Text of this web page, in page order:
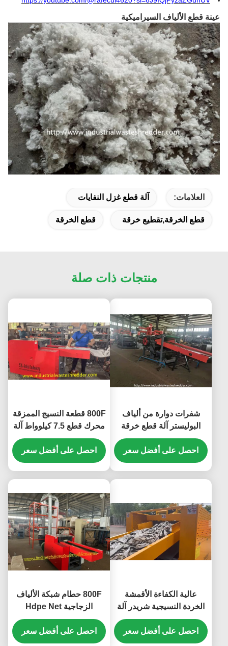
عينة قطع الألياف السيراميكية
العلامات: آلة قطع غزل النفايات
قطع الخرقة,تقطيع خرقة قطع الخرقة
منتجات ذات صلة
شفرات دوارة من ألياف
البوليستر آلة قطع خرقة
ألياف القطن الداكرون
احصل على أفضل سعر
800F قطعة النسيج الممزقة
محرك قطع 7.5 كيلوواط آلة
شوبر صغيرة للأنسجة سحق
ناقل المدخلات 1400 *
330mm الطول * العرض
احصل على أفضل سعر
عالية الكفاءة الأقمشة
الخردة النسيجية شريدر آلة
قطع للخردة نهاية حجم قابل
للتعديل
احصل على أفضل سعر
800F حطام شبكة الألياف
الزجاجية Hdpe Net
Shredder Machine توفير
الطاقة شفرة مقاومة
للارتداء 7.5KW محرك
احصل على أفضل سعر